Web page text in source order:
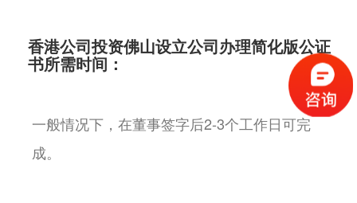
香港公司投资佛山设立公司办理简化版公证
书所需时间：
一般情况下，在董事签字后2-3个工作日可完
成。